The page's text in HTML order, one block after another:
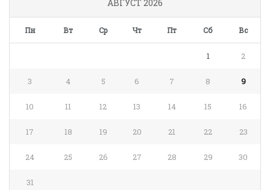
АВГУСТ 2026
Пн Вт Ср Чт Пт Сб Вс
1 2
3 4 5 6 7 8 9
10 11 12 13 14 15 16
17 18 19 20 21 22 23
24 25 26 27 28 29 30
31